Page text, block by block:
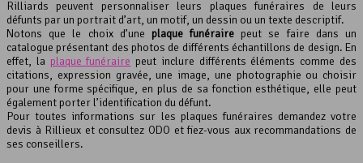
Rilliards peuvent personnaliser leurs plaques funéraires de leurs
défunts par un portrait d’art, un motif, un dessin ou un texte descriptif.
Notons que le choix d’une plaque funéraire peut se faire dans un
catalogue présentant des photos de différents échantillons de design. En
effet, la plaque funéraire peut inclure différents éléments comme des
citations, expression gravée, une image, une photographie ou choisir
pour une forme spécifique, en plus de sa fonction esthétique, elle peut
également porter l’identification du défunt.
Pour toutes informations sur les plaques funéraires demandez votre
devis à Rillieux et consultez ODO et fiez-vous aux recommandations de
ses conseillers.